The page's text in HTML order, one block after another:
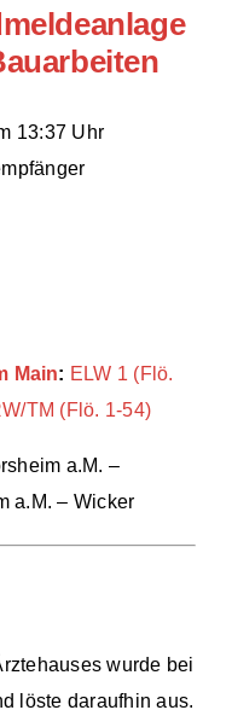
13:37 Uhr
Main: ELW 1 (Flö.
TM (Flö. 1-54)
a.M. –
a.M. – Wicker
wurde bei
löste daraufhin aus.